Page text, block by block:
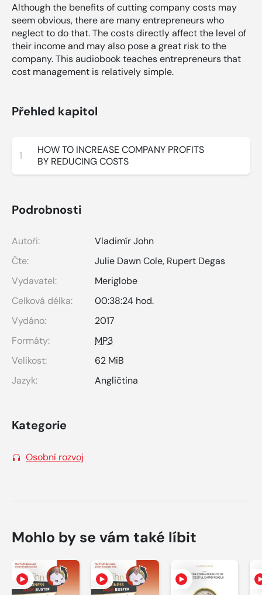
Although the benefits of cutting company costs may
seem obvious, there are many entrepreneurs who
neglect to do that. The costs directly affect the level of
their income and may also pose a great risk to the
company. This audiobook teaches entrepreneurs that
cost management is relatively simple.
Přehled kapitol
1
HOW TO INCREASE COMPANY PROFITS
BY REDUCING COSTS
Podrobnosti
Autoři:
Vladimír John
Čte:
Julie Dawn Cole, Rupert Degas
Vydavatel:
Meriglobe
Celková délka:
00:38:24 hod.
Vydáno:
2017
Formáty:
MP3
Velikost:
62 MiB
Jazyk:
Angličtina
Kategorie
Osobní rozvoj
Mohlo by se vám také líbit